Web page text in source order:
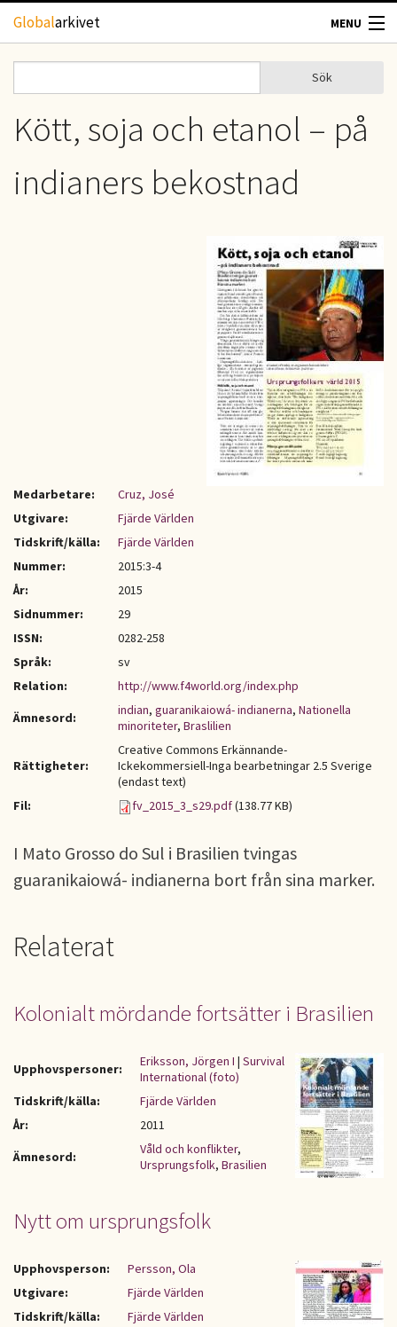
Hoppa till huvudinnehåll
Globalarkivet MENU
TIDSKRIFTER
Sökformulär
Sök
Kött, soja och etanol – på
indianers bekostnad
Medarbetare:
Cruz, José
Utgivare:
Fjärde Världen
Tidskrift/källa:
Fjärde Världen
Nummer:
2015:3-4
År:
2015
Sidnummer:
29
ISSN:
0282-258
Språk:
sv
Relation:
http://www.f4world.org/index.php
Ämnesord:
indian, guaranikaiowá- indianerna, Nationella
minoriteter, Braslilien
Rättigheter:
Creative Commons Erkännande-
Ickekommersiell-Inga bearbetningar 2.5 Sverige
(endast text)
Fil:
fv_2015_3_s29.pdf(138.77 KB)
I Mato Grosso do Sul i Brasilien tvingas
guaranikaiowá- indianerna bort från sina marker.
Relaterat
Kolonialt mördande fortsätter i Brasilien
Upphovspersoner: Eriksson, Jörgen I | Survival
International (foto)
Tidskrift/källa:
Fjärde Världen
År:
2011
Ämnesord:
Våld och konflikter,
Ursprungsfolk, Brasilien
Nytt om ursprungsfolk
Upphovsperson:
Persson, Ola
Utgivare:
Fjärde Världen
Tidskrift/källa:
Fjärde Världen